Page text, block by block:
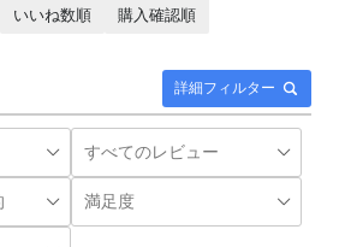
詳細フィルター
いいね数順
購入確認順